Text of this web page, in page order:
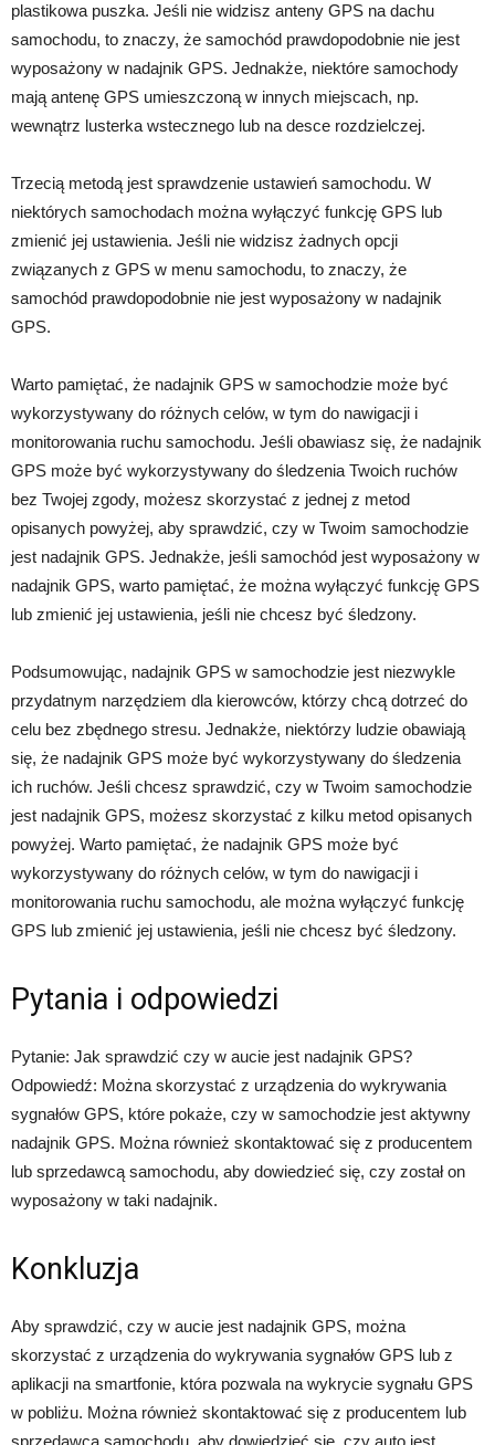
plastikowa puszka. Jeśli nie widzisz anteny GPS na dachu
samochodu, to znaczy, że samochód prawdopodobnie nie jest
wyposażony w nadajnik GPS. Jednakże, niektóre samochody
mają antenę GPS umieszczoną w innych miejscach, np.
wewnątrz lusterka wstecznego lub na desce rozdzielczej.
Trzecią metodą jest sprawdzenie ustawień samochodu. W
niektórych samochodach można wyłączyć funkcję GPS lub
zmienić jej ustawienia. Jeśli nie widzisz żadnych opcji
związanych z GPS w menu samochodu, to znaczy, że
samochód prawdopodobnie nie jest wyposażony w nadajnik
GPS.
Warto pamiętać, że nadajnik GPS w samochodzie może być
wykorzystywany do różnych celów, w tym do nawigacji i
monitorowania ruchu samochodu. Jeśli obawiasz się, że nadajnik
GPS może być wykorzystywany do śledzenia Twoich ruchów
bez Twojej zgody, możesz skorzystać z jednej z metod
opisanych powyżej, aby sprawdzić, czy w Twoim samochodzie
jest nadajnik GPS. Jednakże, jeśli samochód jest wyposażony w
nadajnik GPS, warto pamiętać, że można wyłączyć funkcję GPS
lub zmienić jej ustawienia, jeśli nie chcesz być śledzony.
Podsumowując, nadajnik GPS w samochodzie jest niezwykle
przydatnym narzędziem dla kierowców, którzy chcą dotrzeć do
celu bez zbędnego stresu. Jednakże, niektórzy ludzie obawiają
się, że nadajnik GPS może być wykorzystywany do śledzenia
ich ruchów. Jeśli chcesz sprawdzić, czy w Twoim samochodzie
jest nadajnik GPS, możesz skorzystać z kilku metod opisanych
powyżej. Warto pamiętać, że nadajnik GPS może być
wykorzystywany do różnych celów, w tym do nawigacji i
monitorowania ruchu samochodu, ale można wyłączyć funkcję
GPS lub zmienić jej ustawienia, jeśli nie chcesz być śledzony.
Pytania i odpowiedzi
Pytanie: Jak sprawdzić czy w aucie jest nadajnik GPS?
Odpowiedź: Można skorzystać z urządzenia do wykrywania
sygnałów GPS, które pokaże, czy w samochodzie jest aktywny
nadajnik GPS. Można również skontaktować się z producentem
lub sprzedawcą samochodu, aby dowiedzieć się, czy został on
wyposażony w taki nadajnik.
Konkluzja
Aby sprawdzić, czy w aucie jest nadajnik GPS, można
skorzystać z urządzenia do wykrywania sygnałów GPS lub z
aplikacji na smartfonie, która pozwala na wykrycie sygnału GPS
w pobliżu. Można również skontaktować się z producentem lub
sprzedawcą samochodu, aby dowiedzieć się, czy auto jest